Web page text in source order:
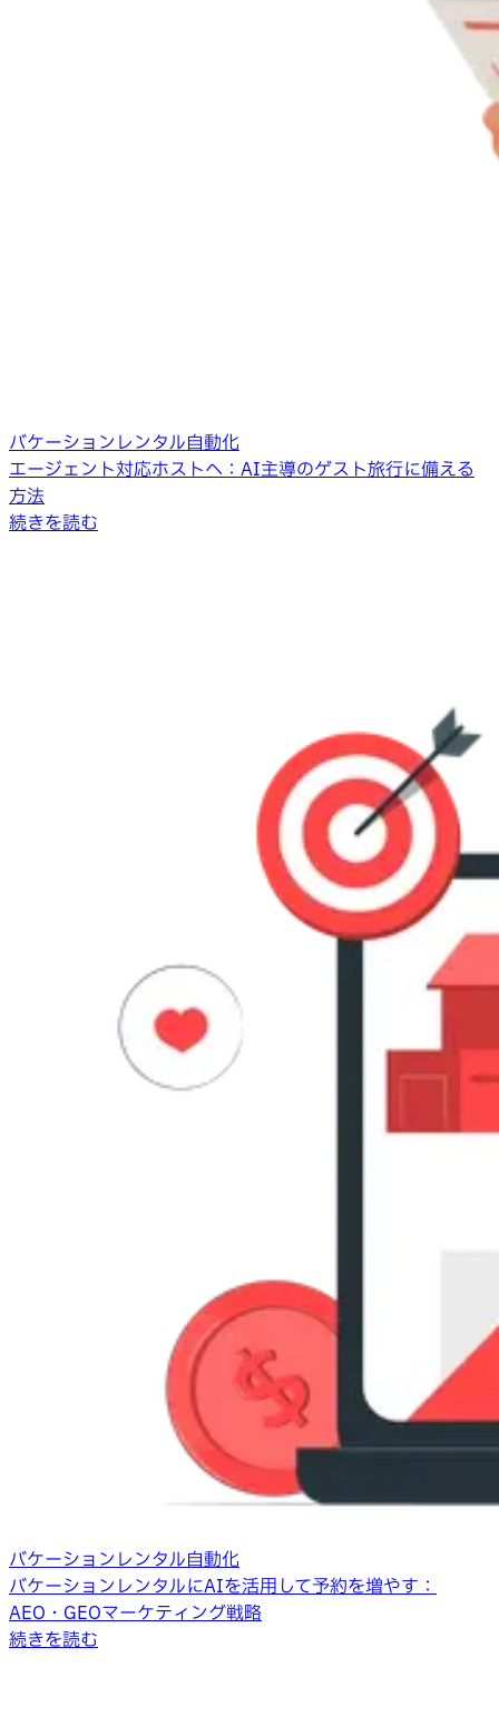
バケーションレンタル自動化
エージェント対応ホストへ：AI主導のゲスト旅行に備える
方法
続きを読む
バケーションレンタル自動化
バケーションレンタルにAIを活用して予約を増やす：
AEO・GEOマーケティング戦略
続きを読む